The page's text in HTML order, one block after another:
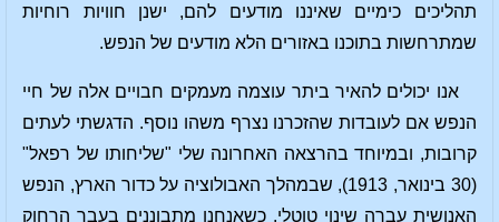
תהליכים כימיים שאיננו מודעים להם, ישנן חוויות רוחיות
שמתרחשות בתוכנו באזורים הלא מודעים של הנפש.
אנו יכולים להאיר ביתר עוצמה מעמקים חבויים אלה של חיי
הנפש אם לעובדות שהזכרנו נצרף משהו נוסף. הדגשתי לעתים
קרובות, ובמיוחד בהרצאה האחרונה שלי "שליחותו של רפאל"
(30 בינואר, 1913), שבמהלך האבולוציה על כדור הארץ, הנפש
האנושית עברה שינוי טוטלי. כשאנחנו מתבוננים בעבר הרחוק